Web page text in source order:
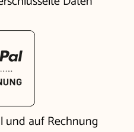
und auf Rechnung